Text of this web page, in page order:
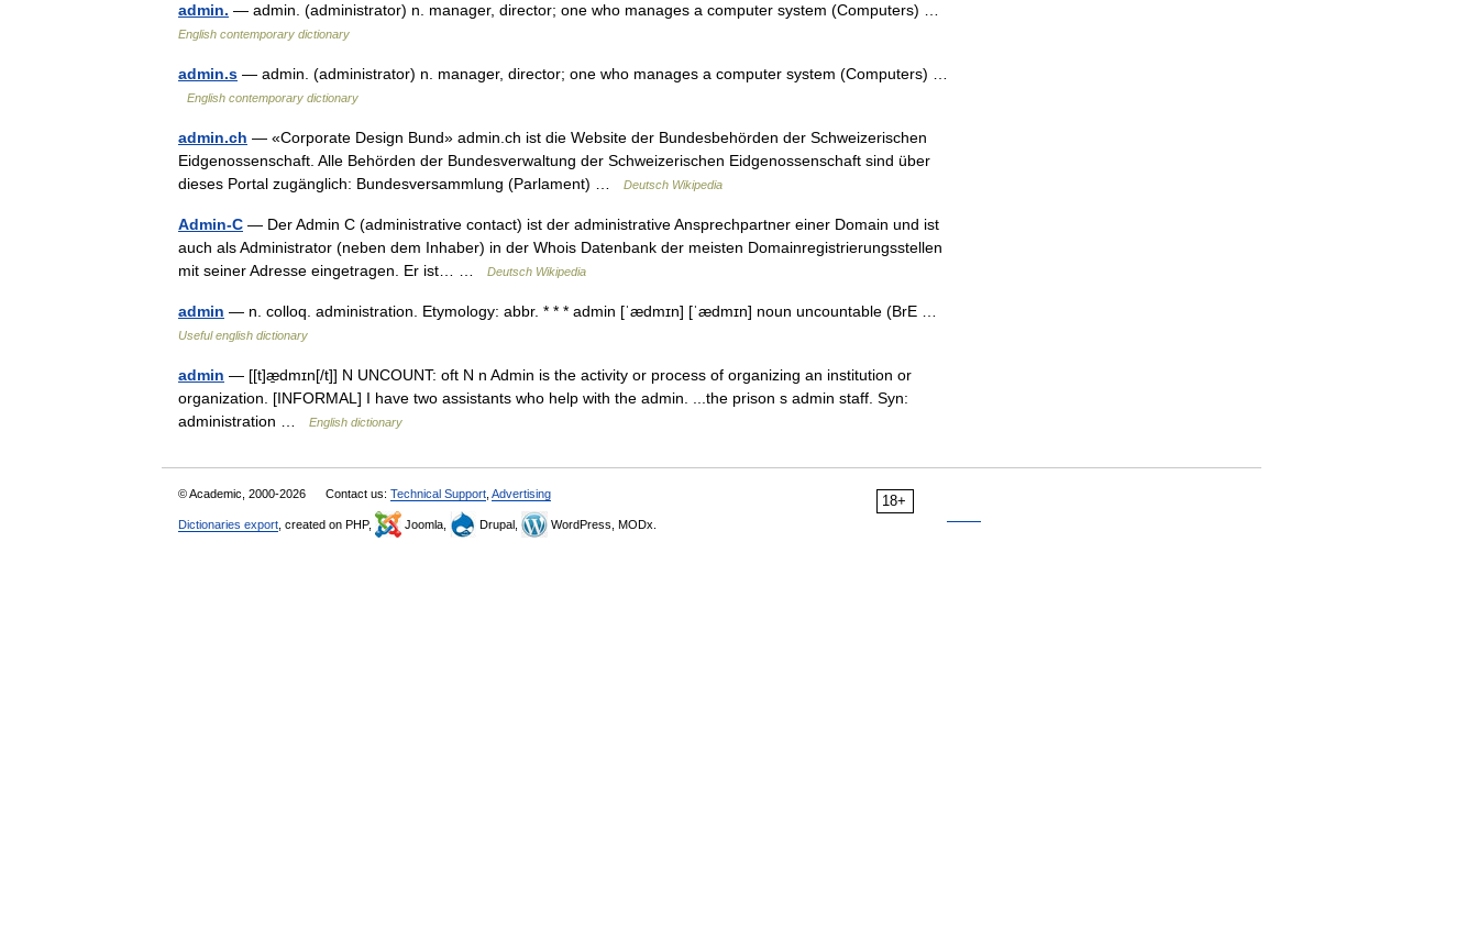
admin. — admin. (administrator) n. manager, director; one who manages a computer system (Computers) …
English contemporary dictionary
admin.s — admin. (administrator) n. manager, director; one who manages a computer system (Computers) …
English contemporary dictionary
admin.ch — «Corporate Design Bund» admin.ch ist die Website der Bundesbehörden der Schweizerischen
Eidgenossenschaft. Alle Behörden der Bundesverwaltung der Schweizerischen Eidgenossenschaft sind über
dieses Portal zugänglich: Bundesversammlung (Parlament) …
Deutsch Wikipedia
Admin-C — Der Admin C (administrative contact) ist der administrative Ansprechpartner einer Domain und ist
auch als Administrator (neben dem Inhaber) in der Whois Datenbank der meisten Domainregistrierungsstellen
mit seiner Adresse eingetragen. Er ist… …
Deutsch Wikipedia
admin — n. colloq. administration. Etymology: abbr. * * * admin [ˈædmɪn] [ˈædmɪn] noun uncountable (BrE …
Useful english dictionary
admin — [[t]æ̱dmɪn[/t]] N UNCOUNT: oft N n Admin is the activity or process of organizing an institution or
organization. [INFORMAL] I have two assistants who help with the admin. ...the prison s admin staff. Syn:
administration …
English dictionary
18+
© Academic, 2000-2026 Contact us: Technical Support Advertising
Dictionaries export , created on PHP, Joomla, Drupal, WordPress, MODx.